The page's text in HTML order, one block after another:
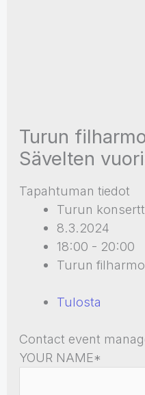
Turun
Sävelten
Tapahtuman tiedot
Turun
8.3.2024
18:00 - 20:00
Turun
Tulosta
Contact event
YOUR NAME*